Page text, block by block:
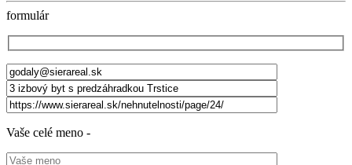
formulár
Vaše celé meno -